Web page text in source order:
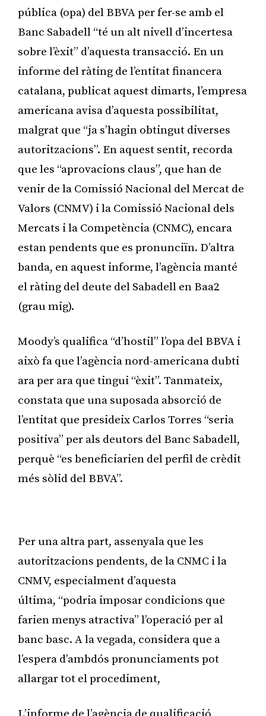
pública (opa) del BBVA per fer-se amb el
Banc Sabadell “té un alt nivell d’incertesa
sobre l’èxit” d’aquesta transacció. En un
informe del ràting de l’entitat financera
catalana, publicat aquest dimarts, l’empresa
americana avisa d’aquesta possibilitat,
malgrat que “ja s’hagin obtingut diverses
autoritzacions”. En aquest sentit, recorda
que les “aprovacions claus”, que han de
venir de la Comissió Nacional del Mercat de
Valors (CNMV) i la Comissió Nacional dels
Mercats i la Competència (CNMC), encara
estan pendents que es pronunciïn. D’altra
banda, en aquest informe, l’agència manté
el ràting del deute del Sabadell en Baa2
(grau mig).
Moody’s qualifica “d’hostil” l’opa del BBVA i
això fa que l’agència nord-americana dubti
ara per ara que tingui “èxit”. Tanmateix,
constata que una suposada absorció de
l’entitat que presideix Carlos Torres “seria
positiva” per als deutors del Banc Sabadell,
perquè “es beneficiarien del perfil de crèdit
més sòlid del BBVA”.
Per una altra part, assenyala que les
autoritzacions pendents, de la CNMC i la
CNMV, especialment d’aquesta
última, “podria imposar condicions que
farien menys atractiva” l’operació per al
banc basc. A la vegada, considera que a
l’espera d’ambdós pronunciaments pot
allargar tot el procediment,